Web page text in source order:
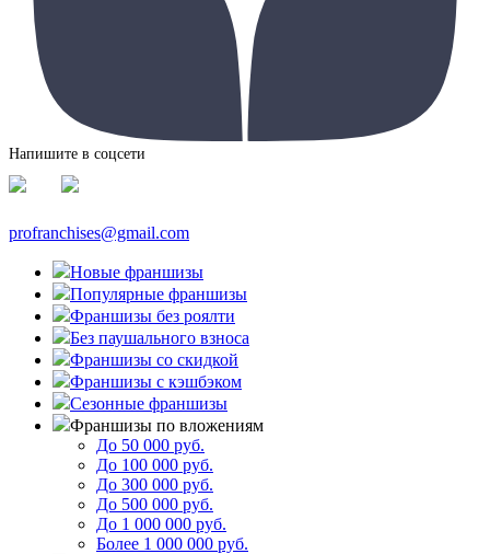
Напишите в соцсети
profranchises@gmail.com
Новые франшизы
Популярные франшизы
Франшизы без роялти
Без паушального взноса
Франшизы со скидкой
Франшизы с кэшбэком
Сезонные франшизы
Франшизы по вложениям
До 50 000 руб.
До 100 000 руб.
До 300 000 руб.
До 500 000 руб.
До 1 000 000 руб.
Более 1 000 000 руб.